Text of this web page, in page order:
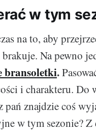
w tym
na to, aby
Na pewno
bransoletki.
i charakteru.
pań znajdzie coś
w tym sezonie? Z